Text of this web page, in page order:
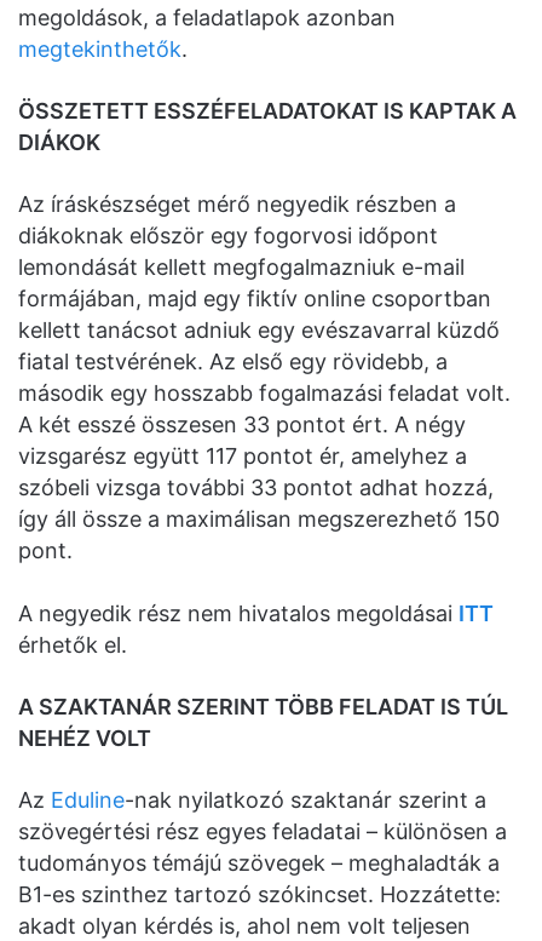
megoldások, a feladatlapok azonban
megtekinthetők.
ÖSSZETETT ESSZÉFELADATOKAT IS KAPTAK A
DIÁKOK
Az íráskészséget mérő negyedik részben a
diákoknak először egy fogorvosi időpont
lemondását kellett megfogalmazniuk e-mail
formájában, majd egy fiktív online csoportban
kellett tanácsot adniuk egy evészavarral küzdő
fiatal testvérének. Az első egy rövidebb, a
második egy hosszabb fogalmazási feladat volt.
A két esszé összesen 33 pontot ért. A négy
vizsgarész együtt 117 pontot ér, amelyhez a
szóbeli vizsga további 33 pontot adhat hozzá,
így áll össze a maximálisan megszerezhető 150
pont.
A negyedik rész nem hivatalos megoldásai ITT
érhetők el.
A SZAKTANÁR SZERINT TÖBB FELADAT IS TÚL
NEHÉZ VOLT
Az Eduline-nak nyilatkozó szaktanár szerint a
szövegértési rész egyes feladatai – különösen a
tudományos témájú szövegek – meghaladták a
B1-es szinthez tartozó szókincset. Hozzátette:
akadt olyan kérdés is, ahol nem volt teljesen